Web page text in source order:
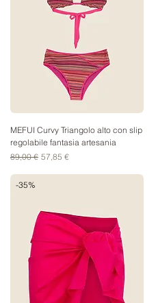
MEFUI Curvy Triangolo alto con slip
regolabile fantasia artesania
Prezzo regolare
89,00 € Prezzo scontato
57,85 €
-35%